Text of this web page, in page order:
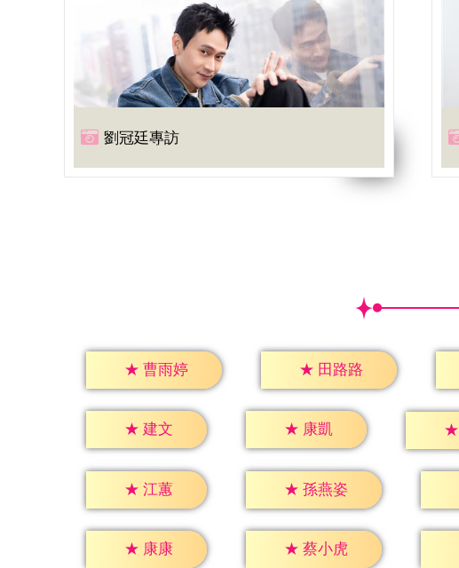
劉冠廷專訪
★ 曹雨婷 ★ 田路路
★ 建文 ★ 康凱 ★
★ 江蕙 ★ 孫燕姿
★ 康康 ★ 蔡小虎